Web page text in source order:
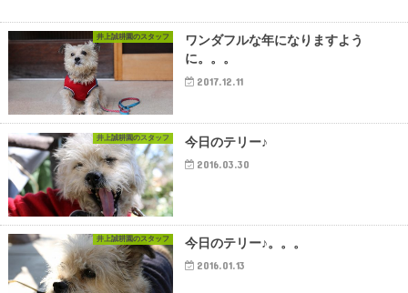
井上誠耕園のスタッフ
ワンダフルな年になりますよう
に。。。
2017.12.11
井上誠耕園のスタッフ 今日のテリー♪
2016.03.30
井上誠耕園のスタッフ 今日のテリー♪。。。
2016.01.13